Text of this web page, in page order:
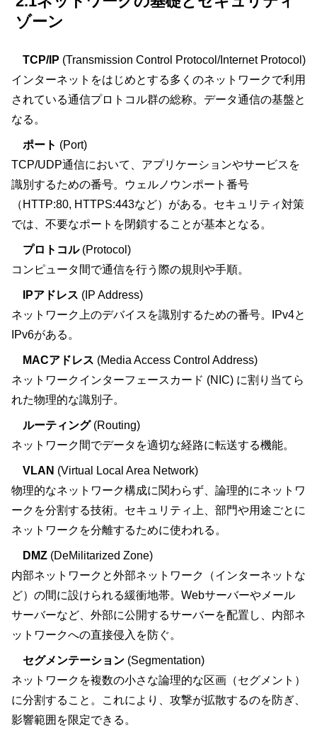
ゾーン
TCP/IP (Transmission Control Protocol/Internet Protocol)
インターネットをはじめとする多くのネットワークで利用
されている通信プロトコル群の総称。データ通信の基盤と
なる。
ポート (Port)
TCP/UDP通信において、アプリケーションやサービスを
識別するための番号。ウェルノウンポート番号
（HTTP:80, HTTPS:443など）がある。セキュリティ対策
では、不要なポートを閉鎖することが基本となる。
プロトコル (Protocol)
コンピュータ間で通信を行う際の規則や手順。
IPアドレス (IP Address)
ネットワーク上のデバイスを識別するための番号。IPv4と
IPv6がある。
MACアドレス (Media Access Control Address)
ネットワークインターフェースカード (NIC) に割り当てら
れた物理的な識別子。
ルーティング (Routing)
ネットワーク間でデータを適切な経路に転送する機能。
VLAN (Virtual Local Area Network)
物理的なネットワーク構成に関わらず、論理的にネットワ
ークを分割する技術。セキュリティ上、部門や用途ごとに
ネットワークを分離するために使われる。
DMZ (DeMilitarized Zone)
内部ネットワークと外部ネットワーク（インターネットな
ど）の間に設けられる緩衝地帯。Webサーバーやメール
サーバーなど、外部に公開するサーバーを配置し、内部ネ
ットワークへの直接侵入を防ぐ。
セグメンテーション (Segmentation)
ネットワークを複数の小さな論理的な区画（セグメント）
に分割すること。これにより、攻撃が拡散するのを防ぎ、
影響範囲を限定できる。